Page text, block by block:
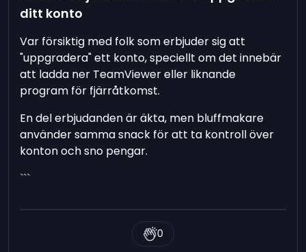
ditt konto
Var försiktig med folk som erbjuder sig att
"uppgradera" ett konto, speciellt om det innebär
att ladda ner TeamViewer eller liknande
program för fjärråtkomst.
En del erbjudanden är äkta, men bluffmakare
använder samma snack för att ta kontroll över
konton och sno pengar.
```
0